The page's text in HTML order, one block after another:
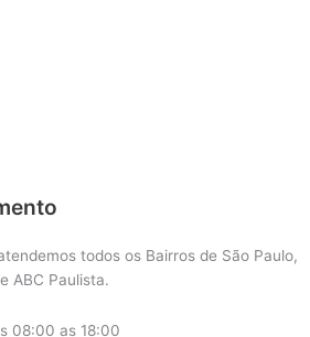
todos os Bairros de São Paulo,
ABC Paulista.
08:00 as 18:00